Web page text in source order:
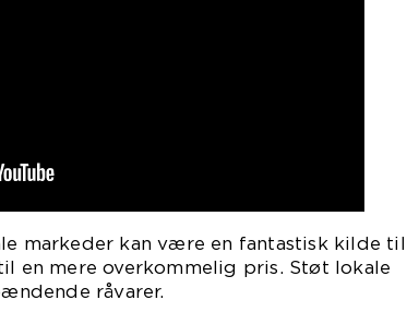
markeder kan være en fantastisk kilde til
en mere overkommelig pris. Støt lokale
råvarer.